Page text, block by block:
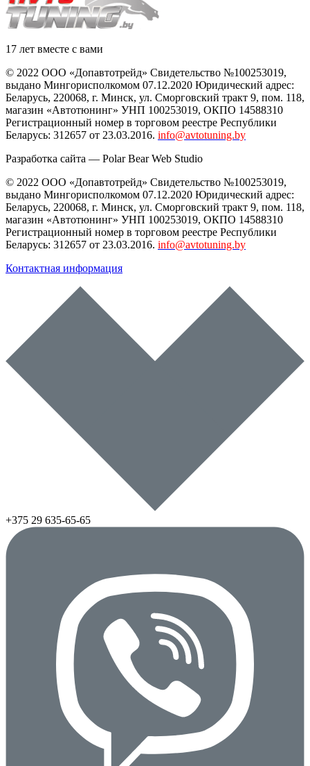
17 лет вместе с вами
© 2022 ООО «Допавтотрейд» Свидетельство №100253019,
выдано Мингорисполкомом 07.12.2020 Юридический адрес:
Беларусь, 220068, г. Минск, ул. Сморговский тракт 9, пом. 118,
магазин «Автотюнинг» УНП 100253019, ОКПО 14588310
Регистрационный номер в торговом реестре Республики
Беларусь: 312657 от 23.03.2016. info@avtotuning.by
Разработка сайта — Polar Bear Web Studio
© 2022 ООО «Допавтотрейд» Свидетельство №100253019,
выдано Мингорисполкомом 07.12.2020 Юридический адрес:
Беларусь, 220068, г. Минск, ул. Сморговский тракт 9, пом. 118,
магазин «Автотюнинг» УНП 100253019, ОКПО 14588310
Регистрационный номер в торговом реестре Республики
Беларусь: 312657 от 23.03.2016. info@avtotuning.by
Контактная информация
+375 29 635-65-65